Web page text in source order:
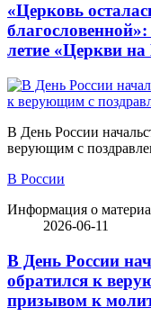
«Церковь
летие «Церкви
В День России
верующим с
В России
Информация о
2026-06-11
В День России
обратился к
призывом к